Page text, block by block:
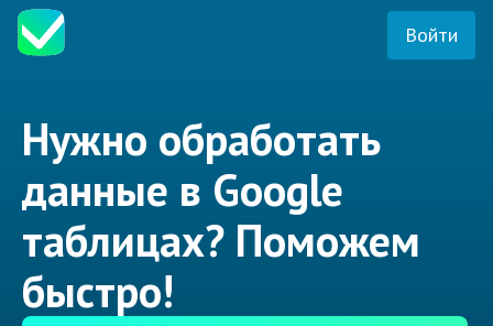
Войти
Нужно обработать
данные в Google
таблицах? Поможем
быстро!